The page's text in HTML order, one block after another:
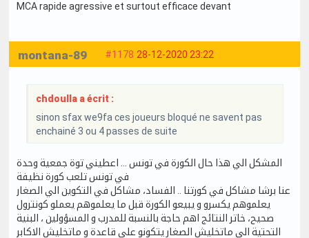
MCA rapide agressive et surtout efficace devant
#1178 28-12-2020 23:22
montana-89
chdoulla a écrit :
sinon sfax we9fa ces joueurs bloqué ne savent pas
enchainé 3 ou 4 passes de suite
المشكل الي هذا حال الكورة في تونس ... اعطيني توة جمعية وحدة
في تونس تلعب كورة نظيفة
عنا برشا مشاكل في كورتنا .. الفساد، مشاكل في التكوين الي الصغار
يعلموهم يكسرو و يبيعو الكورة قبل ما يعلموهم يعملو كونترول
صحيح، خاتر النتائج اهم حاجة بالنسبة للمدرب و المسؤولين ، البنية
التحتية الي ماتخليش الصغار يتكونو على قاعدة و ماتخليش الاكابر